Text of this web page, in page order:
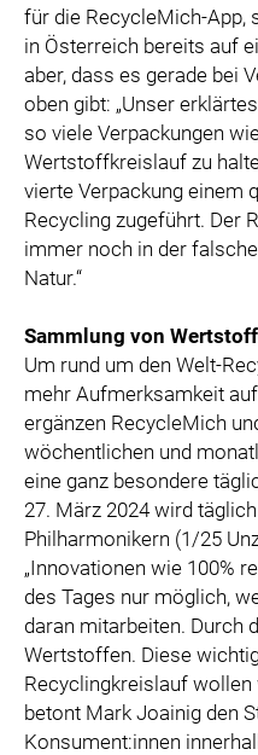
für die RecycleMich-
in Österreich bereits auf
aber, dass es gerade bei
oben gibt: „Unser
so viele Verpackungen
Wertstoffkreislauf zu
vierte Verpackung einem
Recycling zugeführt. Der
immer noch in der
Natur.“
Sammlung von
Um rund um den Welt-
mehr Aufmerksamkeit
ergänzen RecycleMich
wöchentlichen und
eine ganz besondere
27. März 2024 wird
Philharmonikern (1/25
„Innovationen wie 100%
des Tages nur möglich,
daran mitarbeiten. Durch
Wertstoffen. Diese
Recyclingkreislauf wollen
betont Mark Joainig den
Konsument:innen